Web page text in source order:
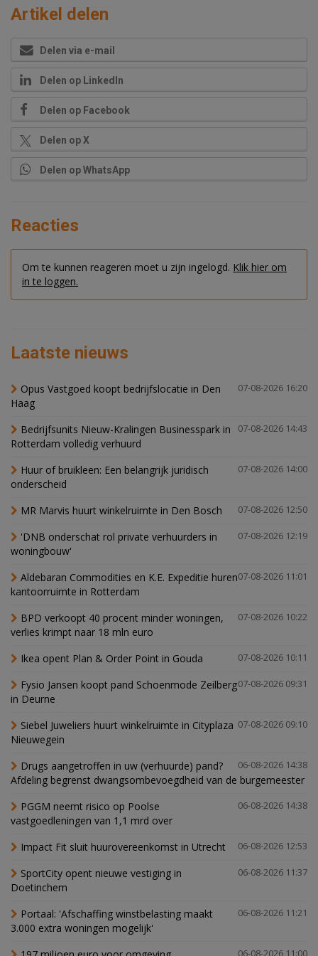
Artikel delen
Delen via e-mail
Delen op LinkedIn
Delen op Facebook
Delen op X
Delen op WhatsApp
Reacties
Om te kunnen reageren moet u zijn ingelogd. Klik hier om
in te loggen.
Laatste nieuws
07-08-2026 16:20
Opus Vastgoed koopt bedrijfslocatie in Den
Haag
07-08-2026 14:43
Bedrijfsunits Nieuw-Kralingen Businesspark in
Rotterdam volledig verhuurd
07-08-2026 14:00
Huur of bruikleen: Een belangrijk juridisch
onderscheid
07-08-2026 12:50
MR Marvis huurt winkelruimte in Den Bosch
07-08-2026 12:19
'DNB onderschat rol private verhuurders in
woningbouw'
07-08-2026 11:01
Aldebaran Commodities en K.E. Expeditie huren
kantoorruimte in Rotterdam
07-08-2026 10:22
BPD verkoopt 40 procent minder woningen,
verlies krimpt naar 18 mln euro
07-08-2026 10:11
Ikea opent Plan & Order Point in Gouda
07-08-2026 09:31
Fysio Jansen koopt pand Schoenmode Zeilberg
in Deurne
07-08-2026 09:10
Siebel Juweliers huurt winkelruimte in Cityplaza
Nieuwegein
06-08-2026 14:38
Drugs aangetroffen in uw (verhuurde) pand?
Afdeling begrenst dwangsombevoegdheid van de burgemeester
06-08-2026 14:38
PGGM neemt risico op Poolse
vastgoedleningen van 1,1 mrd over
06-08-2026 12:53
Impact Fit sluit huurovereenkomst in Utrecht
06-08-2026 11:37
SportCity opent nieuwe vestiging in
Doetinchem
06-08-2026 11:21
Portaal: 'Afschaffing winstbelasting maakt
3.000 extra woningen mogelijk'
06-08-2026 11:00